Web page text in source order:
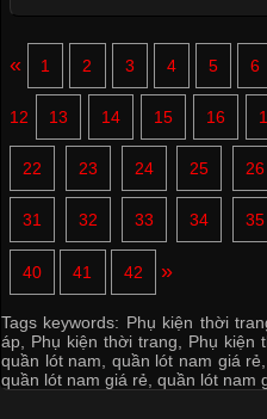
« 1 2 3 4 5 6
12 13 14 15 16
22 23 24 25 26
31 32 33 34 35
40 41 42 »
Tags keywords: Phụ kiện thời
áp
Phụ kiện thời trang Phụ kiện
quần lót nam
quần lót nam giá rẻ
quần lót nam giá rẻ quần lót nam